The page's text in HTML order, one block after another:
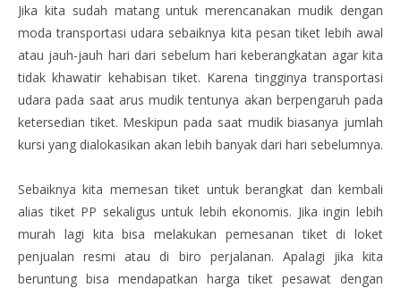
Jika kita sudah matang untuk merencanakan mudik dengan
moda transportasi udara sebaiknya kita pesan tiket lebih awal
atau jauh-jauh hari dari sebelum hari keberangkatan agar kita
tidak khawatir kehabisan tiket. Karena tingginya transportasi
udara pada saat arus mudik tentunya akan berpengaruh pada
ketersedian tiket. Meskipun pada saat mudik biasanya jumlah
kursi yang dialokasikan akan lebih banyak dari hari sebelumnya.
Sebaiknya kita memesan tiket untuk berangkat dan kembali
alias tiket PP sekaligus untuk lebih ekonomis. Jika ingin lebih
murah lagi kita bisa melakukan pemesanan tiket di loket
penjualan resmi atau di biro perjalanan. Apalagi jika kita
beruntung bisa mendapatkan harga tiket pesawat dengan